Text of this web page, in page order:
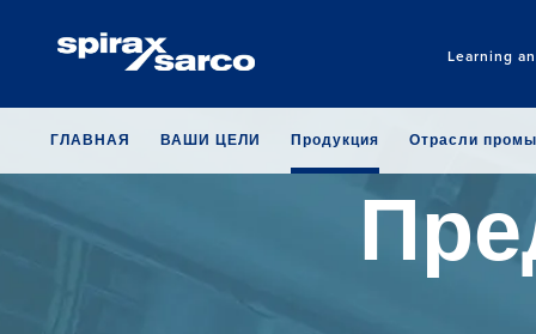
Learning
ГЛАВНАЯ ВАШИ ЦЕЛИ Продукция Отрасли